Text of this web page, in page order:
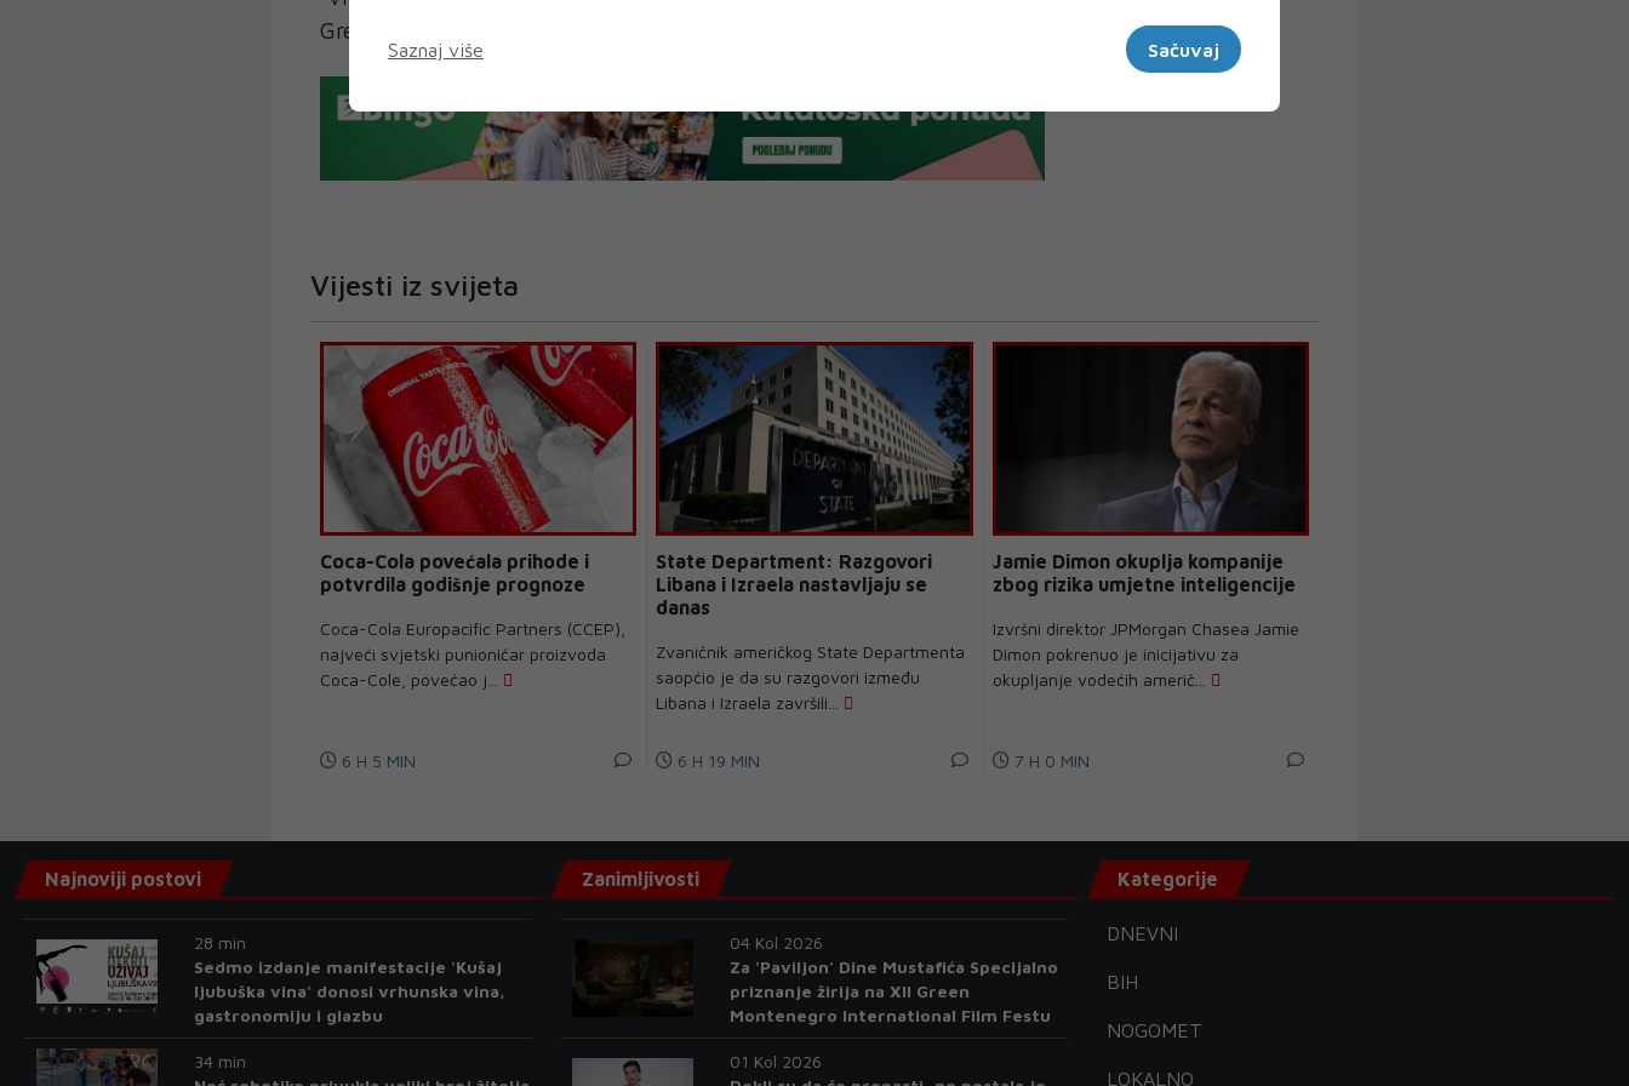
Grenland".
Vijesti iz svijeta
Coca-Cola povećala prihode i
potvrdila godišnje prognoze
Coca-Cola Europacific Partners (CCEP),
najveći svjetski punioničar proizvoda
Coca-Cole, povećao j...
6 H 5 MIN
State Department: Razgovori
Libana i Izraela nastavljaju se
danas
Zvaničnik američkog State Departmenta
saopćio je da su razgovori između
Libana i Izraela završili...
6 H 19 MIN
Jamie Dimon okuplja kompanije
zbog rizika umjetne inteligencije
Izvršni direktor JPMorgan Chasea Jamie
Dimon pokrenuo je inicijativu za
okupljanje vodećih američ...
7 H 0 MIN
Saznaj više Sačuvaj
Najnoviji postovi
28 min
Sedmo izdanje manifestacije 'Kušaj
ljubuška vina' donosi vrhunska vina,
gastronomiju i glazbu
34 min
Zanimljivosti
04 Kol 2026
Za 'Paviljon' Dine Mustafića Specijalno
priznanje žirija na XII Green
Montenegro International Film Festu
01 Kol 2026
Kategorije
DNEVNI
BIH
NOGOMET
LOKALNO